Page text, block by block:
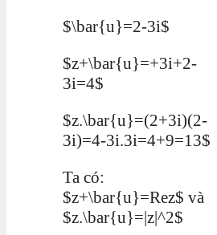
$\bar{u}=2-3i$
$z+\bar{u}=+3i+2-
3i=4$
$z.\bar{u}=(2+3i)(2-
3i)=4-3i.3i=4+9=13$
Ta có:
$z+\bar{u}=Rez$ và
$z.\bar{u}=|z|^2$